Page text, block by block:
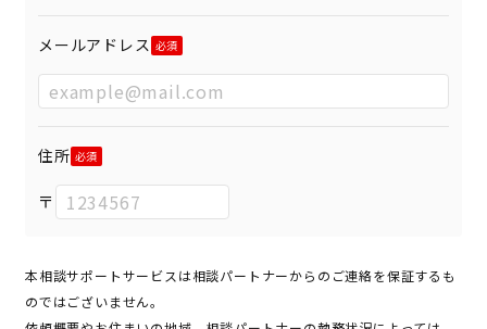
メールアドレス
住所
〒
本相談サポートサービスは相談パートナーからのご連絡を保証するも
のではございません。